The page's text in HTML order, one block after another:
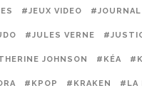
#JEUX VIDEO #JOURNAL
#JULES VERNE
JOHNSON #KÉA
#KPOP #KRAKEN #LA